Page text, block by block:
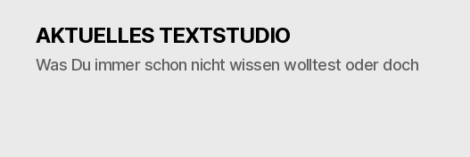
AKTUELLES TEXTSTUDIO
Was Du immer schon nicht wissen wolltest oder doch